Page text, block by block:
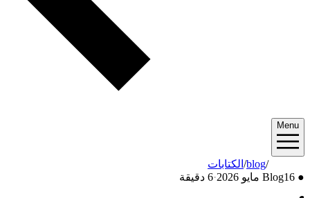
Menu
الكتابات/blog
●
Blog16 مايو 2026 ·6 دقيقة